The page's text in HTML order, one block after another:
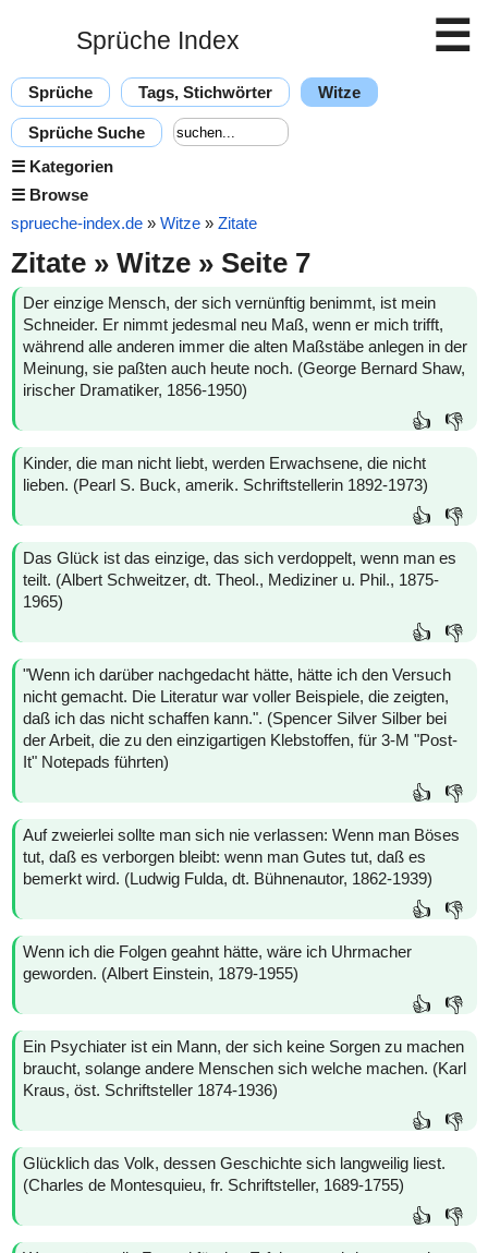
Sprüche Index ☰
Sprüche Tags, Stichwörter Witze
Sprüche Suche
☰ Kategorien
☰ Browse
sprueche-index.de » Witze » Zitate
Zitate » Witze » Seite 7
Der einzige Mensch, der sich vernünftig benimmt, ist mein
Schneider. Er nimmt jedesmal neu Maß, wenn er mich trifft,
während alle anderen immer die alten Maßstäbe anlegen in der
Meinung, sie paßten auch heute noch. (George Bernard Shaw,
irischer Dramatiker, 1856-1950)
👍 👎
Kinder, die man nicht liebt, werden Erwachsene, die nicht
lieben. (Pearl S. Buck, amerik. Schriftstellerin 1892-1973)
👍 👎
Das Glück ist das einzige, das sich verdoppelt, wenn man es
teilt. (Albert Schweitzer, dt. Theol., Mediziner u. Phil., 1875-
1965)
👍 👎
"Wenn ich darüber nachgedacht hätte, hätte ich den Versuch
nicht gemacht. Die Literatur war voller Beispiele, die zeigten,
daß ich das nicht schaffen kann.". (Spencer Silver Silber bei
der Arbeit, die zu den einzigartigen Klebstoffen, für 3-M "Post-
It" Notepads führten)
👍 👎
Auf zweierlei sollte man sich nie verlassen: Wenn man Böses
tut, daß es verborgen bleibt: wenn man Gutes tut, daß es
bemerkt wird. (Ludwig Fulda, dt. Bühnenautor, 1862-1939)
👍 👎
Wenn ich die Folgen geahnt hätte, wäre ich Uhrmacher
geworden. (Albert Einstein, 1879-1955)
👍 👎
Ein Psychiater ist ein Mann, der sich keine Sorgen zu machen
braucht, solange andere Menschen sich welche machen. (Karl
Kraus, öst. Schriftsteller 1874-1936)
👍 👎
Glücklich das Volk, dessen Geschichte sich langweilig liest.
(Charles de Montesquieu, fr. Schriftsteller, 1689-1755)
👍 👎